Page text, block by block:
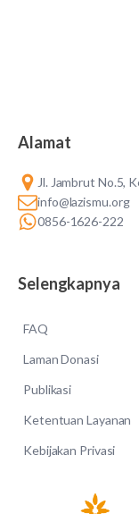
Alamat
Jl. Jambrut No.5,
info@lazismu.org
0856-1626-222
Selengkapnya
FAQ
Laman Donasi
Publikasi
Ketentuan Layanan
Kebijakan Privasi